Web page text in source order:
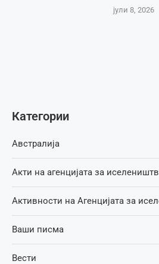
јули 8, 2026
Категории
Австралија
Акти на агенцијата за
Активности на Агенцијата за
Ваши писма
Вести